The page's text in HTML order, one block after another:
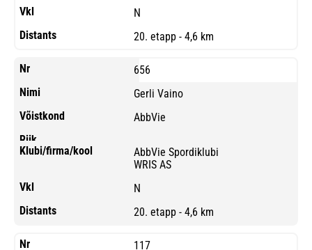
N
20. etapp - 4,6 km
656
Gerli Vaino
AbbVie
AbbVie Spordiklubi
WRIS AS
N
20. etapp - 4,6 km
117